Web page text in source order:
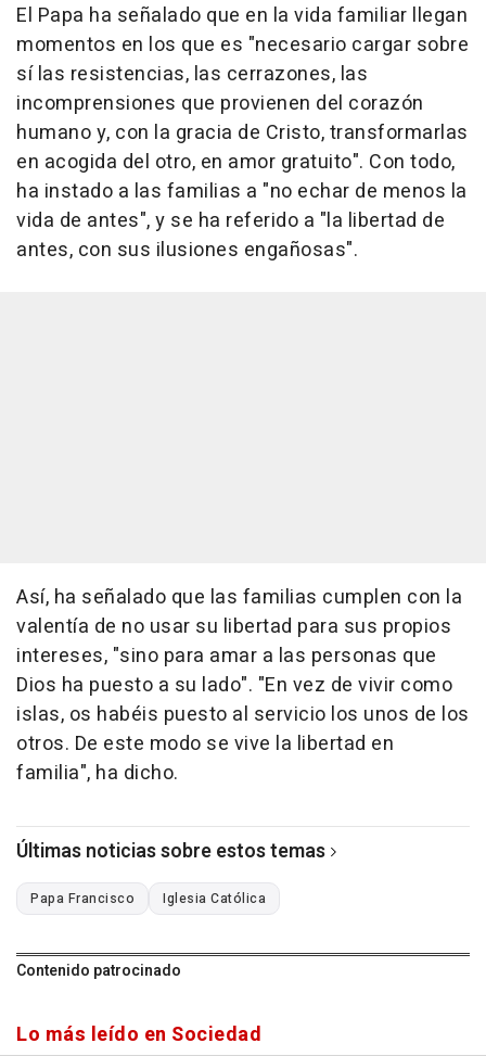
El Papa ha señalado que en la vida familiar llegan
momentos en los que es "necesario cargar sobre
sí las resistencias, las cerrazones, las
incomprensiones que provienen del corazón
humano y, con la gracia de Cristo, transformarlas
en acogida del otro, en amor gratuito". Con todo,
ha instado a las familias a "no echar de menos la
vida de antes", y se ha referido a "la libertad de
antes, con sus ilusiones engañosas".
Así, ha señalado que las familias cumplen con la
valentía de no usar su libertad para sus propios
intereses, "sino para amar a las personas que
Dios ha puesto a su lado". "En vez de vivir como
islas, os habéis puesto al servicio los unos de los
otros. De este modo se vive la libertad en
familia", ha dicho.
Últimas noticias sobre estos temas
Papa Francisco Iglesia Católica
Contenido patrocinado
Lo más leído en Sociedad